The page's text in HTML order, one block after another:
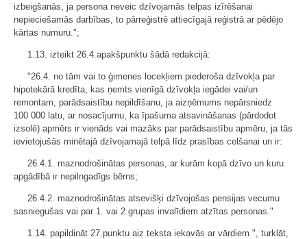
izbeigšanās, ja persona neveic dzīvojamās telpas izīrēšanai
nepieciešamās darbības, to pārreģistrē attiecīgajā reģistrā ar pēdējo
kārtas numuru.";
1.13. izteikt 26.4.apakšpunktu šādā redakcijā:
"26.4. no tām vai to ģimenes locekļiem piederoša dzīvokļa par
hipotekārā kredīta, kas ņemts vienīgā dzīvokļa iegādei vai/un
remontam, parādsaistību nepildīšanu, ja aizņēmums nepārsniedz
100 000 latu, ar nosacījumu, ka īpašuma atsavināšanas (pārdodot
izsolē) apmērs ir vienāds vai mazāks par parādsaistību apmēru, ja tās
ievietojušās minētajā dzīvojamajā telpā līdz prasības celšanai un ir:
26.4.1. maznodrošinātas personas, ar kurām kopā dzīvo un kuru
apgādībā ir nepilngadīgs bērns;
26.4.2. maznodrošinātas atsevišķi dzīvojošas pensijas vecumu
sasniegušas vai par 1. vai 2.grupas invalīdiem atzītas personas."
1.14. papildināt 27.punktu aiz teksta iekavās ar vārdiem ", turklāt,